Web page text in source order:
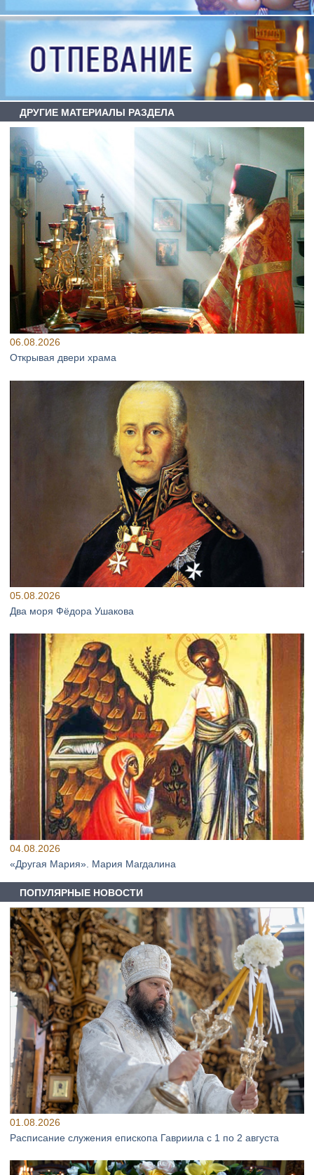
ДРУГИЕ МАТЕРИАЛЫ РАЗДЕЛА
06.08.2026
Открывая двери храма
05.08.2026
Два моря Фёдора Ушакова
04.08.2026
«Другая Мария». Мария Магдалина
ПОПУЛЯРНЫЕ НОВОСТИ
01.08.2026
Расписание служения епископа Гавриила с 1 по 2 августа